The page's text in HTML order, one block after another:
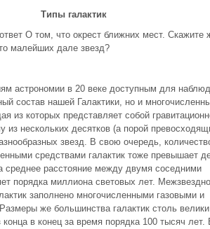
Типы галактик
О том, что окрест ближних мест. Скажите
малейших дале звезд?
астрономии в 20 веке доступным для
состав нашей Галактики, но и
из которых представляет собой
из нескольких десятков (а порой
звезд. В свою очередь,
средствами галактик тоже превышает
среднее расстояние между двумя соседними
порядка миллиона световых лет.
заполнено многочисленными газовыми и
же большинства галактик столь
конца в конец за время порядка 100 тысяч лет.